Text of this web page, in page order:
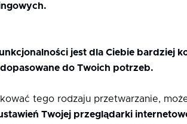
jest dla Ciebie bardziej
do Twoich potrzeb.
tego rodzaju przetwarzanie,
Twojej przeglądarki
15/33.1+A
15/33.1+A (SSP B)